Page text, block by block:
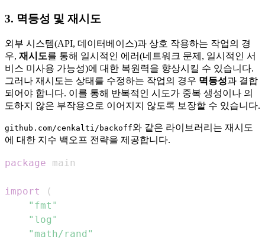
3. 멱등성 및 재시도
외부 시스템(API, 데이터베이스)과 상호 작용하는 작업의 경
우, 재시도를 통해 일시적인 에러(네트워크 문제, 일시적인 서
비스 미사용 가능성)에 대한 복원력을 향상시킬 수 있습니다.
그러나 재시도는 상태를 수정하는 작업의 경우 멱등성과 결합
되어야 합니다. 이를 통해 반복적인 시도가 중복 생성이나 의
도하지 않은 부작용으로 이어지지 않도록 보장할 수 있습니다.
github.com/cenkalti/backoff와 같은 라이브러리는 재시도
에 대한 지수 백오프 전략을 제공합니다.
package
import
(
"fmt"
"log"
"math/rand"